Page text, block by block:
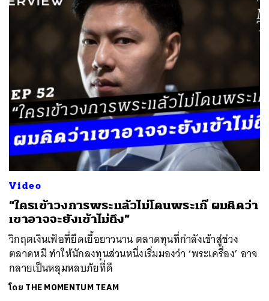
Video
“ใครเข้าวงการพระแล้วไม่โดนพระเก๊ ผมคิดว่า
เขาอาจจะยังเข้าไม่ถึง”
วิกฤตเงินเฟ้อที่ยืดเยื้อยาวนาน ตลาดทุนที่กำลังเข้าสู่ช่วง
ตลาดหมี ทำให้นักลงทุนส่วนหนึ่งเริ่มมองว่า ‘พระเครื่อง’ อาจ
กลายเป็นหลุมหลบภัยที่ดี
โดย THE MOMENTUM TEAM